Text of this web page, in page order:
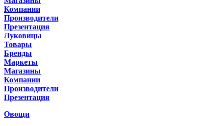
Компании
Производители
Презентация
Луковицы
Товары
Бренды
Маркеты
Магазины
Компании
Производители
Презентация
Овощи